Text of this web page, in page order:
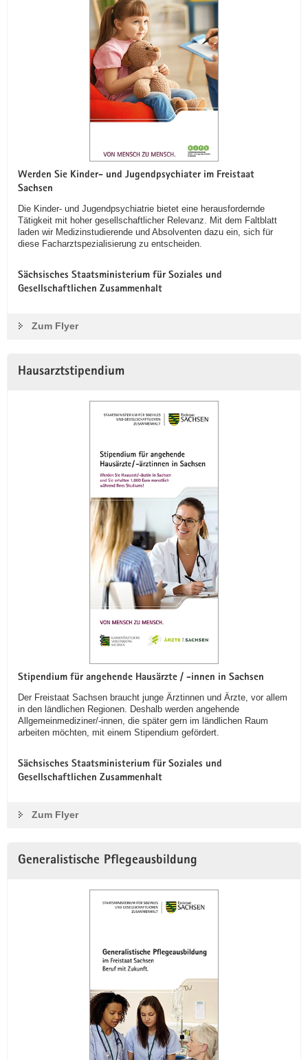
Werden Sie Kinder- und Jugendpsychiater im Freistaat
Sachsen
Die Kinder- und Jugendpsychiatrie bietet eine herausfordernde
Tätigkeit mit hoher gesellschaftlicher Relevanz. Mit dem Faltblatt
laden wir Medizinstudierende und Absolventen dazu ein, sich für
diese Facharztspezialisierung zu entscheiden.
Sächsisches Staatsministerium für Soziales und
Gesellschaftlichen Zusammenhalt
Zum Flyer
Hausarztstipendium
Stipendium für angehende Hausärzte / -innen in Sachsen
Der Freistaat Sachsen braucht junge Ärztinnen und Ärzte, vor allem
in den ländlichen Regionen. Deshalb werden angehende
Allgemeinmediziner/-innen, die später gern im ländlichen Raum
arbeiten möchten, mit einem Stipendium gefördert.
Sächsisches Staatsministerium für Soziales und
Gesellschaftlichen Zusammenhalt
Zum Flyer
Generalistische Pflegeausbildung